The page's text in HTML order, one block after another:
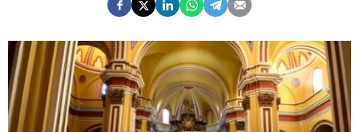
SOCIEDAD
OPINIÓN
GALERÍAS